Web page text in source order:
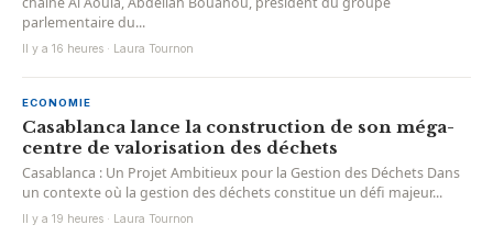
parlementaire du...
Il y a 16 heures · Laura Tournon
ECONOMIE
Casablanca lance la construction de son méga-
centre de valorisation des déchets
Casablanca : Un Projet Ambitieux pour la Gestion des Déchets Dans
un contexte où la gestion des déchets constitue un défi majeur...
Il y a 19 heures · Laura Tournon